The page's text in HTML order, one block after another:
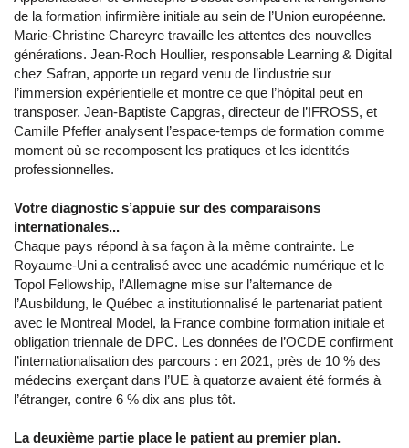
de la formation infirmière initiale au sein de l’Union européenne.
Marie-Christine Chareyre travaille les attentes des nouvelles
générations. Jean-Roch Houllier, responsable Learning & Digital
chez Safran, apporte un regard venu de l’industrie sur
l’immersion expérientielle et montre ce que l’hôpital peut en
transposer. Jean-Baptiste Capgras, directeur de l’IFROSS, et
Camille Pfeffer analysent l’espace-temps de formation comme
moment où se recomposent les pratiques et les identités
professionnelles.
Votre diagnostic s’appuie sur des comparaisons
internationales...
Chaque pays répond à sa façon à la même contrainte. Le
Royaume-Uni a centralisé avec une académie numérique et le
Topol Fellowship, l’Allemagne mise sur l’alternance de
l’Ausbildung, le Québec a institutionnalisé le partenariat patient
avec le Montreal Model, la France combine formation initiale et
obligation triennale de DPC. Les données de l’OCDE confirment
l’internationalisation des parcours : en 2021, près de 10 % des
médecins exerçant dans l’UE à quatorze avaient été formés à
l’étranger, contre 6 % dix ans plus tôt.
La deuxième partie place le patient au premier plan.